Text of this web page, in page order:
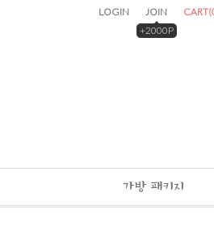
LOGIN
JOIN
+2000P
CART(
가방 패키지